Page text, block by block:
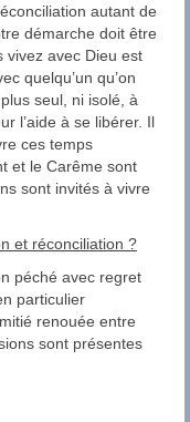
autant de
démarche doit être
vivez avec Dieu est
quelqu’un qu’on
seul, ni isolé, à
l’aide à se libérer. Il
ces temps
et le Carême sont
sont invités à vivre
et réconciliation ?
péché avec regret
particulier
renouée entre
sont présentes